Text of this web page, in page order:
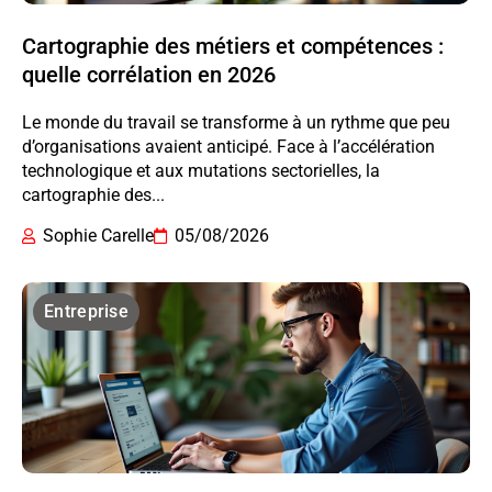
Cartographie des métiers et compétences :
quelle corrélation en 2026
Le monde du travail se transforme à un rythme que peu
d’organisations avaient anticipé. Face à l’accélération
technologique et aux mutations sectorielles, la
cartographie des...
Sophie Carelle
05/08/2026
Entreprise